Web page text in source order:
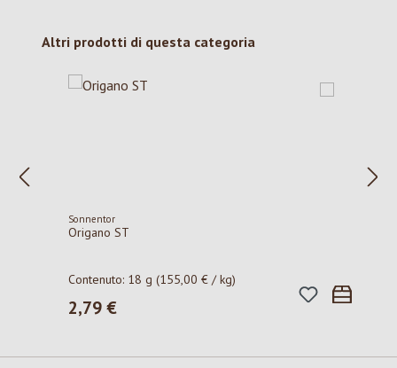
Salta la galleria dei prodotti
Altri prodotti di questa categoria
Sonnentor
Origano ST
Contenuto: 18 g(155,00 € / kg)
Prezzo normale:
2,79 €